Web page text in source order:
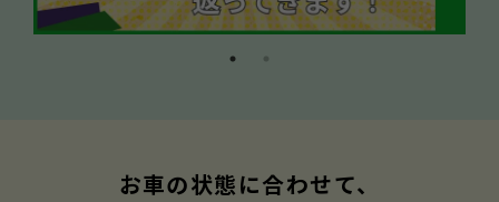
お車の状態に合わせて、